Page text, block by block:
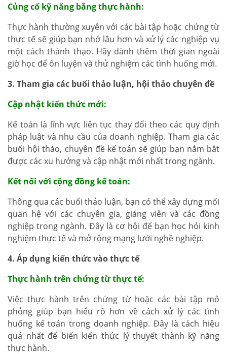
Củng cố kỹ năng bằng thực hành:
Thực hành thường xuyên với các bài tập hoặc chứng từ
thực tế sẽ giúp bạn nhớ lâu hơn và xử lý các nghiệp vụ
một cách thành thạo. Hãy dành thêm thời gian ngoài
giờ học để ôn luyện và thử nghiệm các tình huống mới.
3. Tham gia các buổi thảo luận, hội thảo chuyên đề
Cập nhật kiến thức mới:
Kế toán là lĩnh vực liên tục thay đổi theo các quy định
pháp luật và nhu cầu của doanh nghiệp. Tham gia các
buổi hội thảo, chuyên đề kế toán sẽ giúp bạn nắm bắt
được các xu hướng và cập nhật mới nhất trong ngành.
Kết nối với cộng đồng kế toán:
Thông qua các buổi thảo luận, bạn có thể xây dựng mối
quan hệ với các chuyên gia, giảng viên và các đồng
nghiệp trong ngành. Đây là cơ hội để bạn học hỏi kinh
nghiệm thực tế và mở rộng mạng lưới nghề nghiệp.
4. Áp dụng kiến thức vào thực tế
Thực hành trên chứng từ thực tế:
Việc thực hành trên chứng từ hoặc các bài tập mô
phỏng giúp bạn hiểu rõ hơn về cách xử lý các tình
huống kế toán trong doanh nghiệp. Đây là cách hiệu
quả nhất để biến kiến thức lý thuyết thành kỹ năng
thực hành.